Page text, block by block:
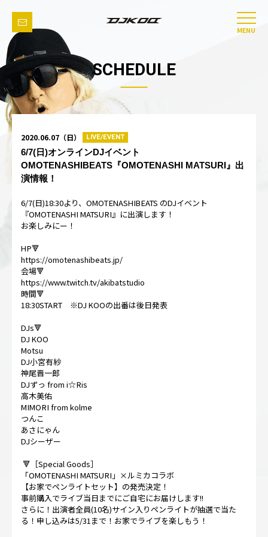
MENU
SCHEDULE
2020.06.07（日）
LIVE/EVENT
6/7(日)オンラインDJイベント
OMOTENASHIBEATS『OMOTENASHI MATSURI』出
演情報！
6/7(日)18:30より、OMOTENASHIBEATS のDJイベント
『OMOTENASHI MATSURI』に出演します！
お楽しみにー！
HP🔻
https://omotenashibeats.jp/
会場🔻
https://www.twitch.tv/akibatstudio
時間🔻
18:30START ※DJ KOOの出番は後日発表
DJs🔻
DJ KOO
Motsu
DJ小宮有紗
神尾晋一郎
DJずっ from i☆Ris
高木美佑
MIMORI from kolme
つんこ
あさにゃん
DJシーザー
🔻［Special Goods］
「OMOTENASHI MATSURI」×ルミカコラボ
【お家でペンライトセット】の発売決定！
事前購入でライブ当日までにご自宅にお届けします!!
さらに！出演者全員(10名)サイン入りペンライトが抽選で当た
る！申し込みは5/31まで！お家でライブを楽しもう！